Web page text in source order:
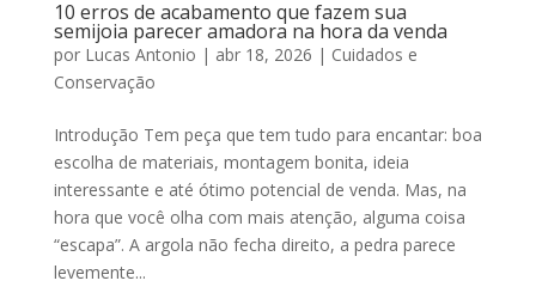
10 erros de acabamento que fazem sua
semijoia parecer amadora na hora da venda
por Lucas Antonio | abr 18, 2026 | Cuidados e
Conservação
Introdução Tem peça que tem tudo para encantar: boa
escolha de materiais, montagem bonita, ideia
interessante e até ótimo potencial de venda. Mas, na
hora que você olha com mais atenção, alguma coisa
“escapa”. A argola não fecha direito, a pedra parece
levemente...